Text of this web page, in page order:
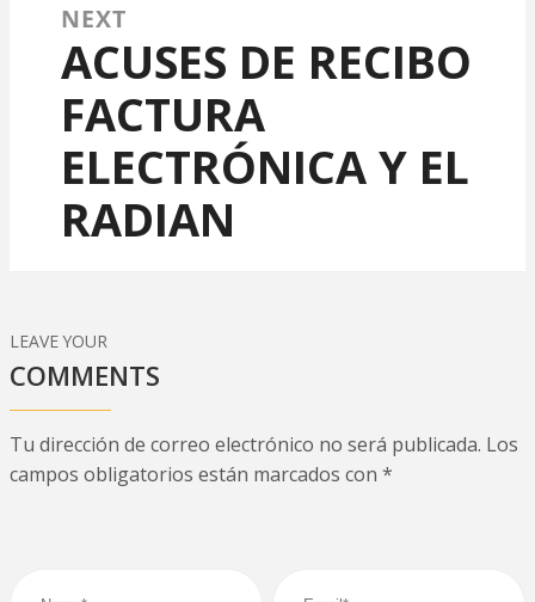
NEXT
Next post:
ACUSES DE RECIBO
FACTURA
ELECTRÓNICA Y EL
RADIAN
LEAVE YOUR
COMMENTS
Tu dirección de correo electrónico no será publicada. Los
campos obligatorios están marcados con *